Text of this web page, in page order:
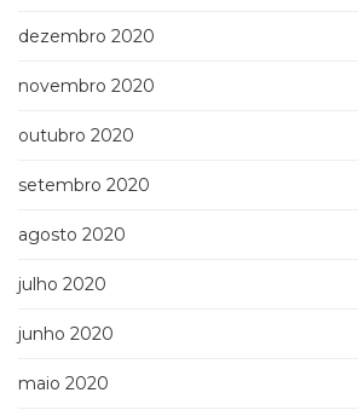
dezembro 2020
novembro 2020
outubro 2020
setembro 2020
agosto 2020
julho 2020
junho 2020
maio 2020